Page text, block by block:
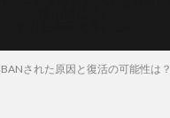
された原因と復活の可能性は？